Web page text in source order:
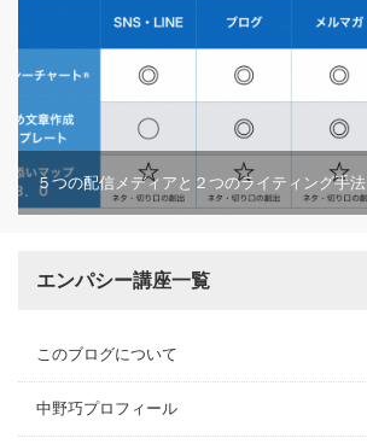
５つの配信メディアと２つのライティング手法
エンパシー講座一覧
このブログについて
中野巧プロフィール